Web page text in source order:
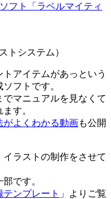
フト「ラベルマイティ
トシステム）
アイテムがあっという
フトです。
マニュアルを見なくて
す。
がよくわかる動画も公開
ラストの制作をさせて
です。
ンプレート 」よりご覧